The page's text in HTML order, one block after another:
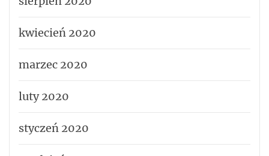
kwiecień 2020
marzec 2020
luty 2020
styczeń 2020